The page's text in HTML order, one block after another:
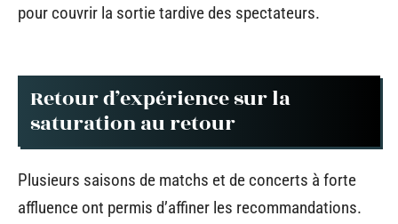
pour couvrir la sortie tardive des spectateurs.
Retour d’expérience sur la
saturation au retour
Plusieurs saisons de matchs et de concerts à forte
affluence ont permis d’affiner les recommandations.